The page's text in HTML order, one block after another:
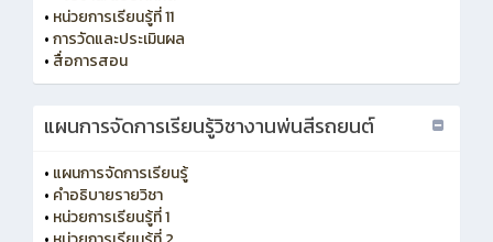
• หน่วยการเรียนรู้ที่ 11
•การวัดและประเมินผล
• สื่อการสอน
แผนการจัดการเรียนรู้วิชางานพ่นสีรถยนต์
• แผนการจัดการเรียนรู้
• คำอธิบายรายวิชา
• หน่วยการเรียนรู้ที่ 1